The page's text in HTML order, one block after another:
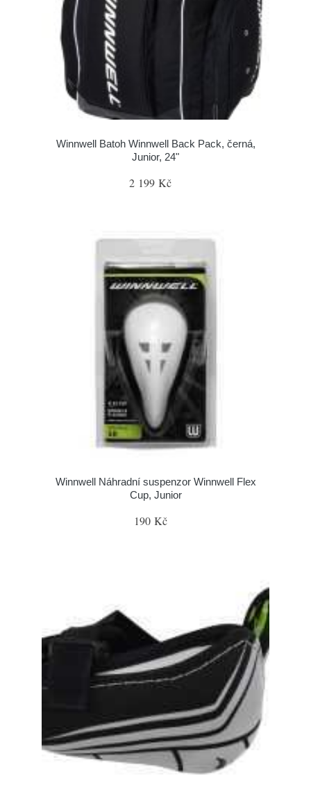
Winnwell Batoh Winnwell Back Pack, černá,
Junior, 24"
2 199 Kč
Winnwell Náhradní suspenzor Winnwell Flex
Cup, Junior
190 Kč